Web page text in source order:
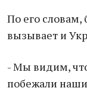
По его словам,
вызывает и
- Мы видим,
побежали